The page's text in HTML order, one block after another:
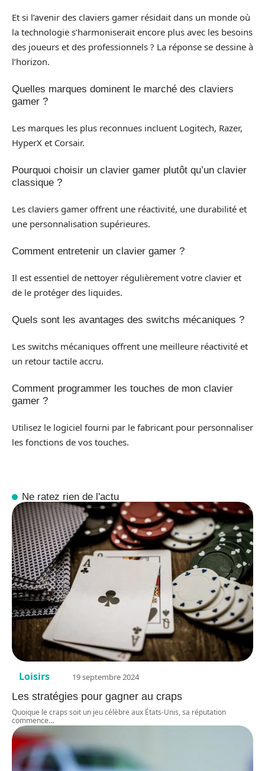
Et si l’avenir des claviers gamer résidait dans un monde où
la technologie s’harmoniserait encore plus avec les besoins
des joueurs et des professionnels ? La réponse se dessine à
l’horizon.
Quelles marques dominent le marché des claviers
gamer ?
Les marques les plus reconnues incluent Logitech, Razer,
HyperX et Corsair.
Pourquoi choisir un clavier gamer plutôt qu’un clavier
classique ?
Les claviers gamer offrent une réactivité, une durabilité et
une personnalisation supérieures.
Comment entretenir un clavier gamer ?
Il est essentiel de nettoyer régulièrement votre clavier et
de le protéger des liquides.
Quels sont les avantages des switchs mécaniques ?
Les switchs mécaniques offrent une meilleure réactivité et
un retour tactile accru.
Comment programmer les touches de mon clavier
gamer ?
Utilisez le logiciel fourni par le fabricant pour personnaliser
les fonctions de vos touches.
Ne ratez rien de l'actu
Loisirs 19 septembre 2024
Les stratégies pour gagner au craps
Quoique le craps soit un jeu célèbre aux États-Unis, sa réputation
commence…